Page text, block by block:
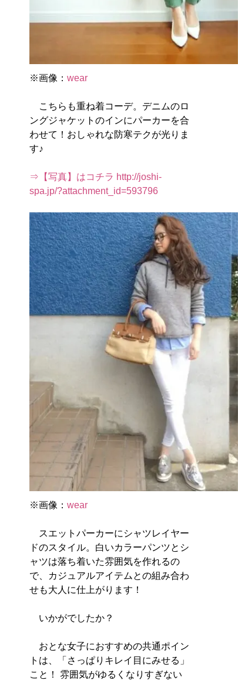
※画像： wear
こちらも重ね着コーデ。デニムのロ
ングジャケットのインにパーカーを合
わせて！おしゃれな防寒テクが光りま
す♪
⇒【写真】はコチラ http://joshi-
spa.jp/?attachment_id=593796
※画像： wear
スエットパーカーにシャツレイヤー
ドのスタイル。白いカラーパンツとシ
ャツは落ち着いた雰囲気を作れるの
で、カジュアルアイテムとの組み合わ
せも大人に仕上がります！
いかがでしたか？
おとな女子におすすめの共通ポイン
トは、「さっぱりキレイ目にみせる」
こと！ 雰囲気がゆるくなりすぎない